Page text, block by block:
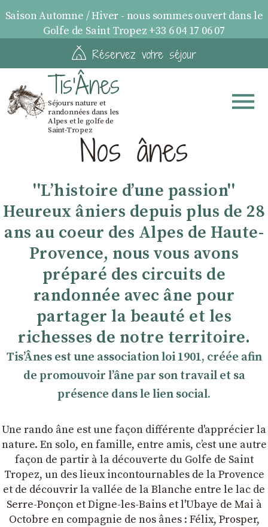
Saison Automne / Hiver - nous sommes ouvert dans le
Golfe de Saint Tropez +33 6 04 17 06 07
Réservez votre séjour
Tis'Ânes
Séjours nature et
randonnées dans les
Alpes et le golfe de
Saint-TropezNos ânes
''Lʼhistoire dʼune passion''
Heureux âniers depuis plus de 28
ans au coeur des Alpes de Haute-
Provence, nous vous avons
préparé des circuits de
randonnée avec âne pour
partager la beauté et les
richesses de notre territoire.
TisʼÂnes est une association loi 1901, créée afin
de promouvoir lʼâne par son travail et sa
présence dans le lien social.
Une rando âne est une façon différente d'apprécier la
nature. En solo, en famille, entre amis, cʼest une autre
façon de partir à la découverte du Golfe de Saint
Tropez, un des lieux incontournables de la Provence
et de découvrir la vallée de la Blanche entre le lac de
Serre-Ponçon et Digne-les-Bains et l'Ubaye de Mai à
Octobre en compagnie de nos ânes : Félix, Prosper,